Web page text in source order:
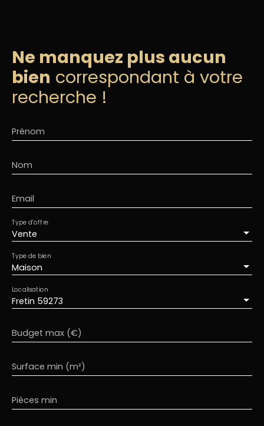
Ne manquez plus aucun
bien correspondant à votre
recherche !
Prénom
Nom
Email
Vente
Type d'offre
Maison
Type de bien
Fretin 59273
Localisation
Budget max (€)
Surface min (m²)
Pièces min